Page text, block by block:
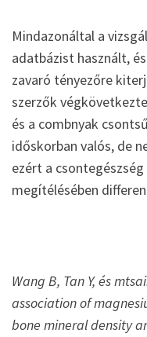
Mindazonáltal a
adatbázist használt,
zavaró tényezőre
szerzők
és a combnyak
időskorban valós, de
ezért a
megítélésében
Wang B, Tan Y, és
association of
bone mineral density